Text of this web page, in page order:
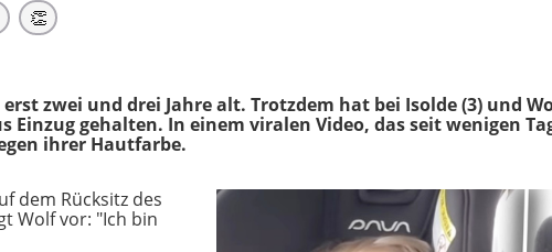
👏
erst zwei und drei Jahre alt. Trotzdem hat bei Isolde (3) und
Einzug gehalten. In einem viralen Video, das seit wenigen
ihrer Hautfarbe.
dem Rücksitz des
Wolf vor: "Ich bin